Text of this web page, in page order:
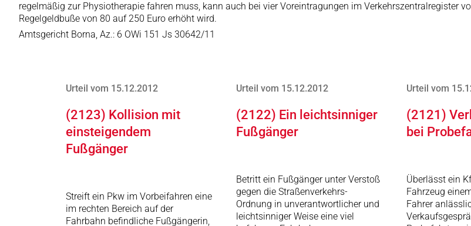
regelmäßig zur Physiotherapie fahren muss, kann auch bei vier Voreintragungen im Verkehrszentralregister
Regelgeldbuße von 80 auf 250 Euro erhöht wird.
Amtsgericht Borna, Az.: 6 OWi 151 Js 30642/11
Urteil vom 15.12.2012
(2123) Kollision mit
einsteigendem
Fußgänger
Streift ein Pkw im Vorbeifahren eine
im rechten Bereich auf der
Fahrbahn befindliche Fußgängerin,
Urteil vom 15.12.2012
(2122) Ein leichtsinniger
Fußgänger
Betritt ein Fußgänger unter Verstoß
gegen die Straßenverkehrs-
Ordnung in unverantwortlicher und
leichtsinniger Weise eine viel
Urteil vom
(2121)
bei
Überlässt ein
Fahrzeug
Fahrer